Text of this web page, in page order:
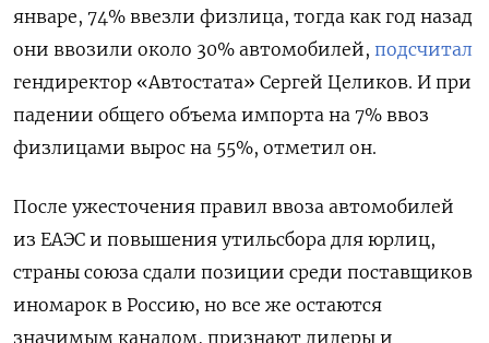
январе, 74% ввезли физлица, тогда как год назад
они ввозили около 30% автомобилей, подсчитал
гендиректор «Автостата» Сергей Целиков. И при
падении общего объема импорта на 7% ввоз
физлицами вырос на 55%, отметил он.
После ужесточения правил ввоза автомобилей
из ЕАЭС и повышения утильсбора для юрлиц,
страны союза сдали позиции среди поставщиков
иномарок в Россию, но все же остаются
значимым каналом, признают дилеры и